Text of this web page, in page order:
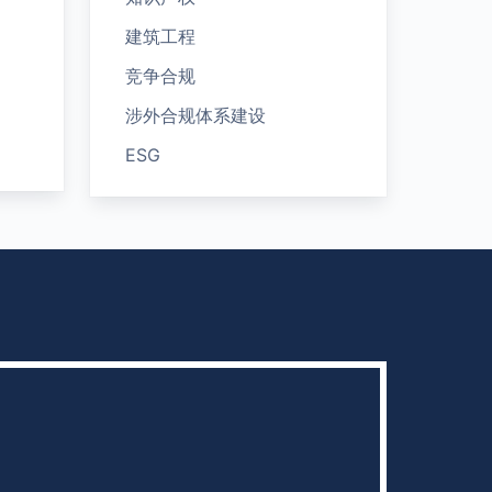
建筑工程
竞争合规
涉外合规体系建设
ESG